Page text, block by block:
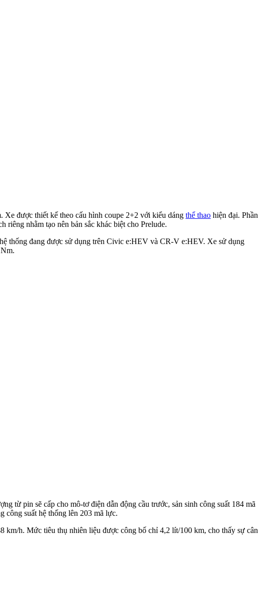
được thiết kế theo cấu hình coupe 2+2 với kiểu dáng thể thao hiện đại. Phần
nhằm tạo nên bản sắc khác biệt cho Prelude.
thống đang được sử dụng trên Civic e:HEV và CR-V e:HEV. Xe sử dụng
từ pin sẽ cấp cho mô-tơ điện dẫn động cầu trước, sản sinh công suất 184 mã
công suất hệ thống lên 203 mã lực.
h. Mức tiêu thụ nhiên liệu được công bố chỉ 4,2 lít/100 km, cho thấy sự cân